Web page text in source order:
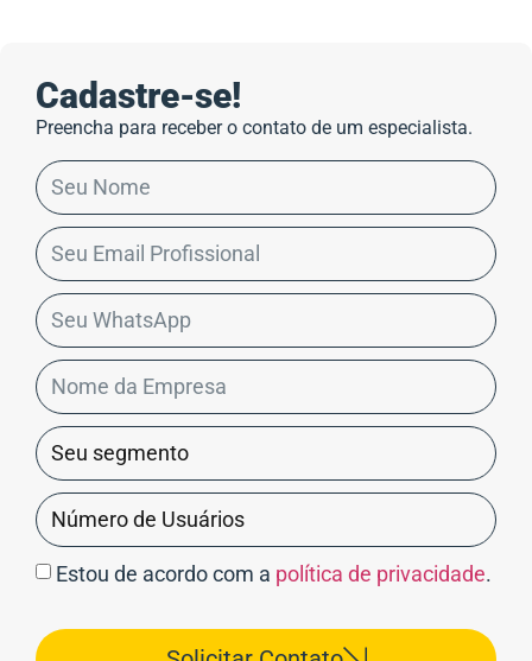
Cadastre-se!
Preencha para receber o contato de um especialista.
Estou de acordo com a política de privacidade.